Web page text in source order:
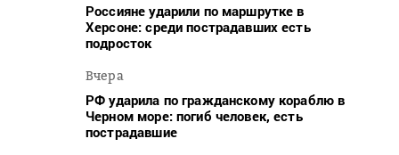
Россияне ударили по маршрутке в
Херсоне: среди пострадавших есть
подросток
Вчера
РФ ударила по гражданскому кораблю в
Черном море: погиб человек, есть
пострадавшие